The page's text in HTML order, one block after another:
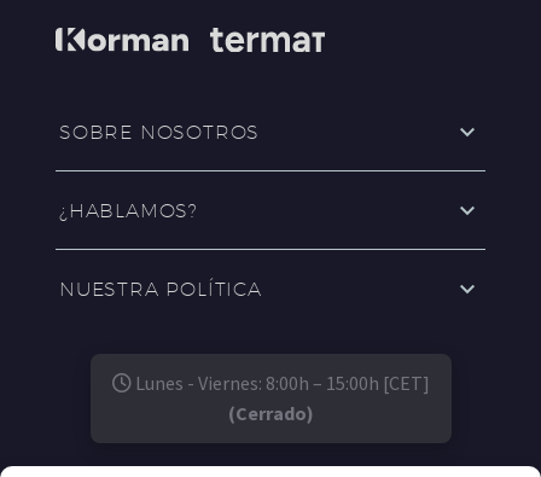
SOBRE NOSOTROS
¿HABLAMOS?
NUESTRA POLÍTICA
Lunes - Viernes: 8:00h – 15:00h [CET]
(Cerrado)